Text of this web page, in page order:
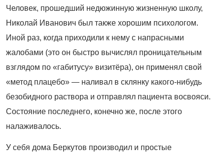
Человек, прошедший недюжинную жизненную школу,
Николай Иванович был также хорошим психологом.
Иной раз, когда приходили к нему с напрасными
жалобами (это он быстро вычислял проницательным
взглядом по «габитусу» визитёра), он применял свой
«метод плацебо» — наливал в склянку какого‑нибудь
безобидного раствора и отправлял пациента восвояси.
Состояние последнего, конечно же, после этого
налаживалось.
У себя дома Беркутов производил и простые